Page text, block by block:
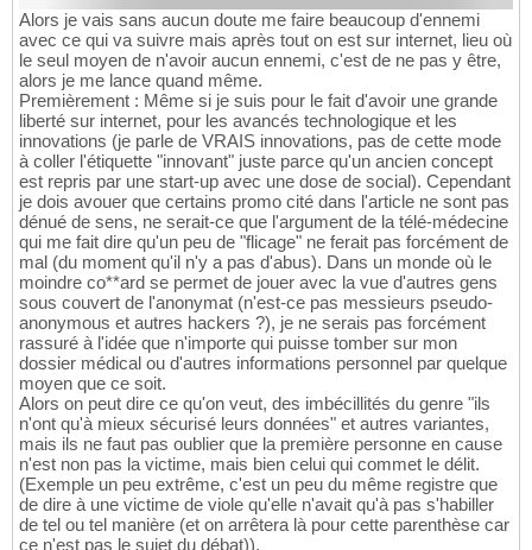
Alors je vais sans aucun doute me faire beaucoup d'ennemi
avec ce qui va suivre mais après tout on est sur internet, lieu où
le seul moyen de n'avoir aucun ennemi, c'est de ne pas y être,
alors je me lance quand même.
Premièrement : Même si je suis pour le fait d'avoir une grande
liberté sur internet, pour les avancés technologique et les
innovations (je parle de VRAIS innovations, pas de cette mode
à coller l'étiquette "innovant" juste parce qu'un ancien concept
est repris par une start-up avec une dose de social). Cependant
je dois avouer que certains promo cité dans l'article ne sont pas
dénué de sens, ne serait-ce que l'argument de la télé-médecine
qui me fait dire qu'un peu de "flicage" ne ferait pas forcément de
mal (du moment qu'il n'y a pas d'abus). Dans un monde où le
moindre co**ard se permet de jouer avec la vue d'autres gens
sous couvert de l'anonymat (n'est-ce pas messieurs pseudo-
anonymous et autres hackers ?), je ne serais pas forcément
rassuré à l'idée que n'importe qui puisse tomber sur mon
dossier médical ou d'autres informations personnel par quelque
moyen que ce soit.
Alors on peut dire ce qu'on veut, des imbécillités du genre "ils
n'ont qu'à mieux sécurisé leurs données" et autres variantes,
mais ils ne faut pas oublier que la première personne en cause
n'est non pas la victime, mais bien celui qui commet le délit.
(Exemple un peu extrême, c'est un peu du même registre que
de dire à une victime de viole qu'elle n'avait qu'à pas s'habiller
de tel ou tel manière (et on arrêtera là pour cette parenthèse car
ce n'est pas le sujet du débat)).